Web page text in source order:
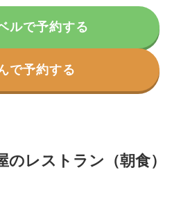
ルで予約する
で予約する
レストラン（朝食）